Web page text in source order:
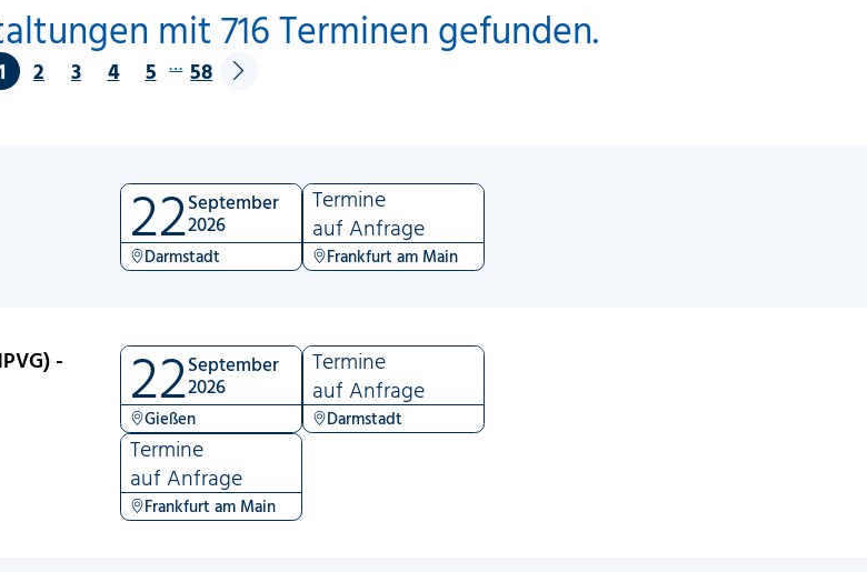
mit 716 Terminen gefunden.
2 3 4 5 … 58
22September
2026
Darmstadt
Termine
auf Anfrage
Frankfurt am Main
-
22September
2026
Gießen
Termine
auf Anfrage
Darmstadt
Termine
auf Anfrage
Frankfurt am Main